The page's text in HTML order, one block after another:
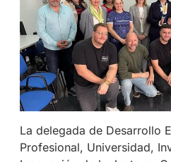
La delegada de Desarrollo
Profesional, Universidad,